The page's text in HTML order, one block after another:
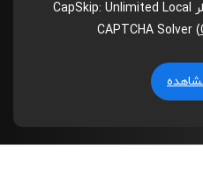
ورژن 2 و 3 و کپچای کلودفلر CapSkip: Unlimited Local
CAPTCHA Solver (